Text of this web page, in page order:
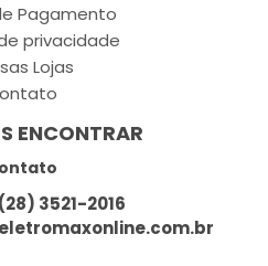
Pagamento
privacidade
Lojas
ENCONTRAR
(28) 3521-2016